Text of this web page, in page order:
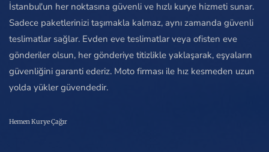
İstanbul'un her noktasına güvenli ve hızlı kurye hizmeti sunar.
Sadece paketlerinizi taşımakla kalmaz, aynı zamanda güvenli
teslimatlar sağlar. Evden eve teslimatlar veya ofisten eve
gönderiler olsun, her gönderiye titizlikle yaklaşarak, eşyaların
güvenliğini garanti ederiz. Moto firması ile hız kesmeden uzun
yolda yükler güvendedir.
Hemen Kurye Çağır